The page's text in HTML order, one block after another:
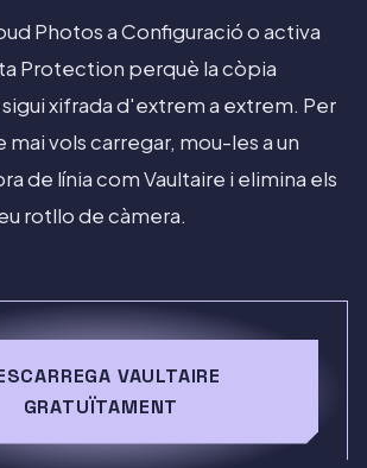
Photos a Configuració o activa
Protection perquè la còpia
xifrada d'extrem a extrem. Per
mai vols carregar, mou-les a un
de línia com Vaultaire i elimina els
rotllo de càmera.
VAULTAIRE
GRATUÏTAMENT